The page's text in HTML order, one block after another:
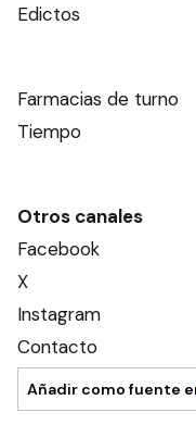
Edictos
Farmacias de turno
Tiempo
Otros canales
Facebook
X
Instagram
Contacto
Añadir como fuente